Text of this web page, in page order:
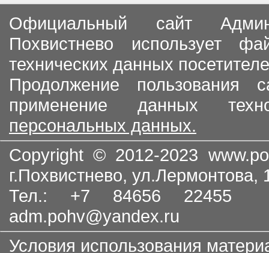
Официальный сайт
Похвистнево использует
технических данных
Продолжение пользования
применение данных
персональных данных.
Copyright © 2012-2023
г.Похвистнево, ул.Лермонтова,
Тел.: +7 84656
adm.pohv@yandex.ru
Условия использования